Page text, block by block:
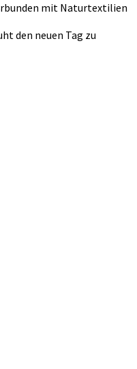
mit Naturtextilien
den neuen Tag zu